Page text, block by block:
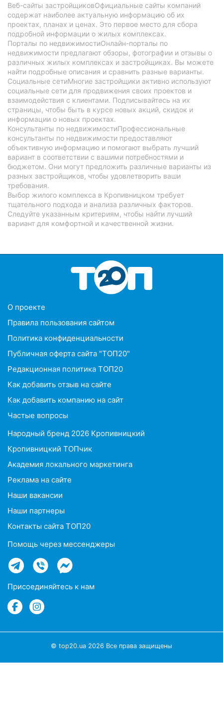
Веб-сайты застройщиковОфициальные сайты компаний
содержат наиболее актуальную информацию об их
проектах, планах и ценах. Это первое место для сбора
подробной информации о жилых комплексах.
Порталы по недвижимостиОнлайн-порталы по
недвижимости предлагают обзоры, фотографии и отзывы о
различных жилых комплексах и застройщиках. Вы можете
найти подробные описания и сравнить разные варианты.
Социальные сетиМногие застройщики активно используют
социальные сети для продвижения своих проектов и
взаимодействия с клиентами. Подписывайтесь на их
страницы, чтобы быть в курсе новых акций, скидок и
информации о новых проектах.
Консультанты по недвижимостиПрофессиональные
консультанты по недвижимости предоставляют
объективную информацию и помогают выбрать лучший
вариант в соответствии с вашими потребностями и
бюджетом. Они могут предложить различные варианты из
разных застройщиков, чтобы удовлетворить ваши
требования.
Выбор жилого комплекса в Кропивницком требует
тщательного подхода и анализа различных факторов.
Следуйте указанным критериям, чтобы найти лучший
вариант для комфортной и качественной жизни.
O проекте
Правила пользования сайтом
Политика конфиденциальности
Публичная оферта сайта "ТОП20"
Редакционная политика ТОП20
Как добавить отзыв на сайте
Как добавить компанию на сайт
Частые вопросы
Народный бренд 2026 Кропивницкий
Кропивницкий ТОПчик
Академия локального маркетинга
Реклама на сайте
Наши вакансии
Наши партнеры
Контакты сайта ТОП20
Помощь через мессенджеры
Присоединяйтесь к нам
© top20.ua 2026 Все права защищены